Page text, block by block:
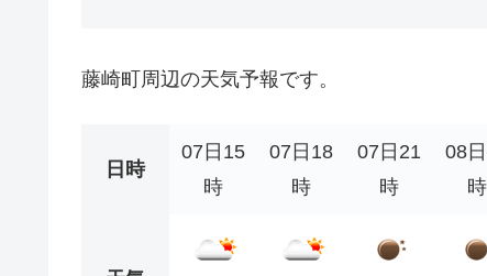
藤崎町周辺の天気予報です。
日時
07日15
時
07日18
時
07日21
時
08
時